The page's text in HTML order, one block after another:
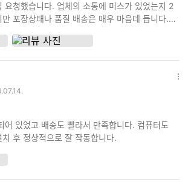
소통에 미스가 있었는지 2
포장상태나 품질 배송은 매우 마음데 듭니다.
어 있었고 배송도 빨라서 만족합니다. 컴퓨터도
후 정상적으로 잘 작동합니다.
옵